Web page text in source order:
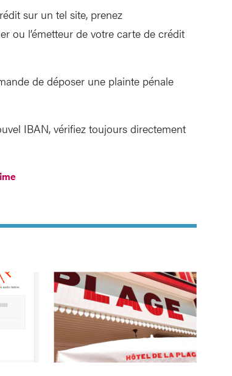
sur un tel site, prenez
ou l’émetteur de votre carte de crédit
de déposer une plainte pénale
IBAN, vérifiez toujours directement